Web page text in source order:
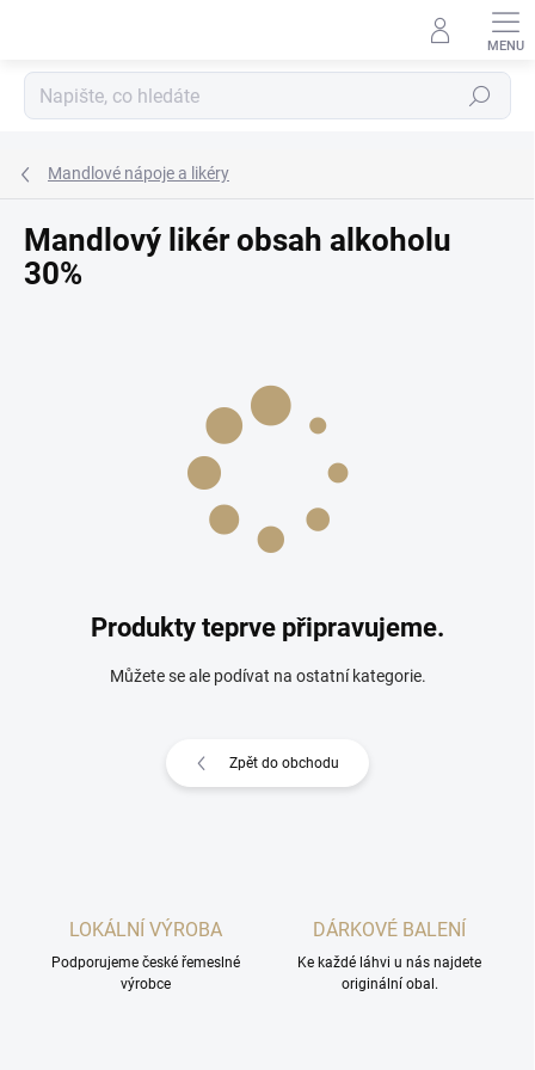
Hledat
Mandlové nápoje a likéry
Mandlový likér obsah alkoholu
30%
Produkty teprve připravujeme.
Můžete se ale podívat na ostatní kategorie.
Zpět do obchodu
LOKÁLNÍ VÝROBA
Podporujeme české řemeslné
výrobce
DÁRKOVÉ BALENÍ
Ke každé láhvi u nás najdete
originální obal.